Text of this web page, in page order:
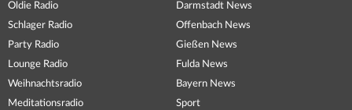
Oldie Radio
Schlager Radio
Party Radio
Lounge Radio
Weihnachtsradio
Meditationsradio
Darmstadt News
Offenbach News
Gießen News
Fulda News
Bayern News
Sport